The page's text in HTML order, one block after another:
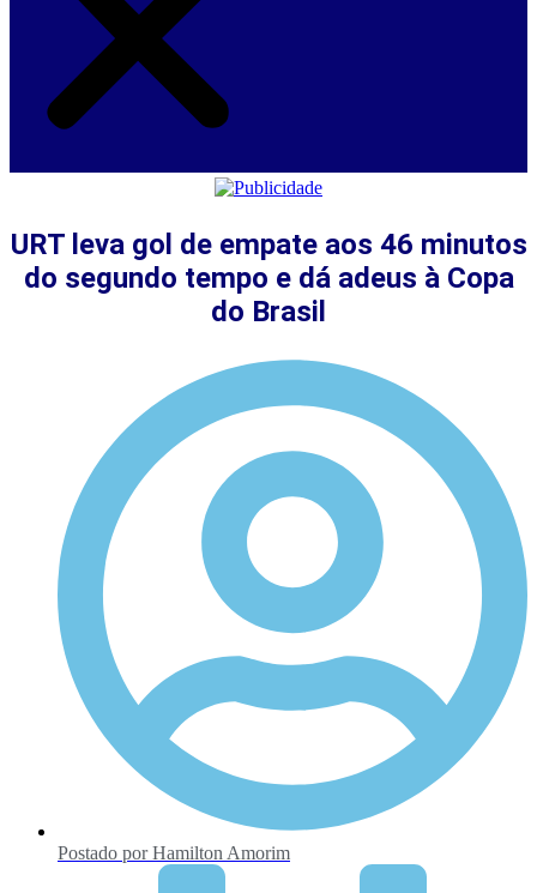
URT leva gol de empate aos 46 minutos
do segundo tempo e dá adeus à Copa
do Brasil
Postado porHamilton Amorim